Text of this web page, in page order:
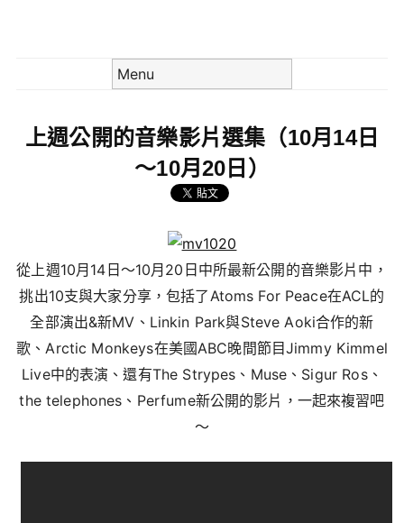
上週公開的音樂影片選集（10月14日
～10月20日）
從上週10月14日～10月20日中所最新公開的音樂影片中，
挑出10支與大家分享，包括了Atoms For Peace在ACL的
全部演出&新MV、Linkin Park與Steve Aoki合作的新
歌、Arctic Monkeys在美國ABC晚間節目Jimmy Kimmel
Live中的表演、還有The Strypes、Muse、Sigur Ros、
the telephones、Perfume新公開的影片，一起來複習吧
～